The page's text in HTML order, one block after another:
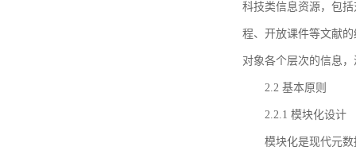
科技类信息资源，包
程、开放课件等文献
对象各个层次的信息
2.2 基本原则
2.2.1 模块化设计
模块化是现代元